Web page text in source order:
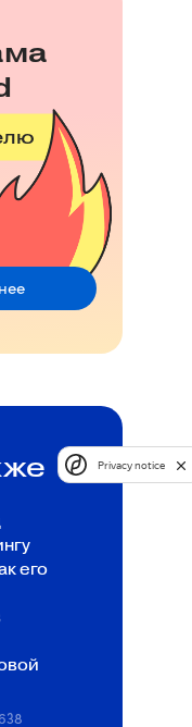
его
Privacy notice